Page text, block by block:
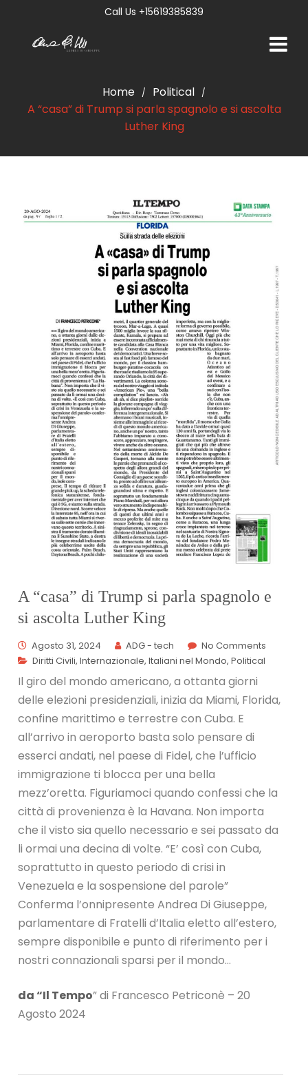
Call Us +15619385839
Home / Political /
A “casa” di Trump si parla spagnolo e si ascolta
Luther King
A “casa” di Trump si parla spagnolo e
si ascolta Luther King
Agosto 31, 2024 ADG - tech
No Comments
Diritti Civili,Internazionale,Italiani nel Mondo,Political
Il giro del mondo americano, a ottanta giorni
delle elezioni presidenziali, inizia da Miami, Florida,
confine marittimo e terrestre con Cuba. E
all’arrivo in aeroporto basta solo pensare di
esserci andati, nel paese di Fidel, che l’ufficio
immigrazione ti blocca per una bella
mezz’oretta. Figuriamoci quando confessi che la
città di provenienza è la Havana. Non importa
che il visto sia quello necessario e sei passato da
li ormai una decina di volte. “E’ così con Cuba,
soprattutto in questo periodo di crisi in
Venezuela e la sospensione del parole”
Conferma l’onnipresente Andrea Di Giuseppe,
parlamentare di Fratelli d’Italia eletto all’estero,
sempre disponibile e punto di riferimento per i
nostri connazionali sparsi per il mondo…
da “Il Tempo” di Francesco Petriconè – 20
Agosto 2024